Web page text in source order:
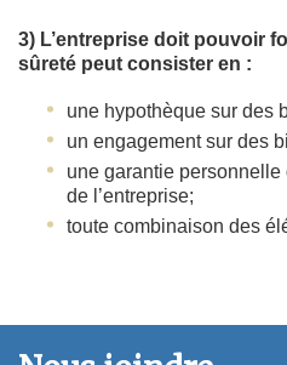
3) L’entreprise doit pouvoir
sûreté peut consister en :
une hypothèque sur des
un engagement sur des
une garantie
de l’entreprise;
toute combinaison des